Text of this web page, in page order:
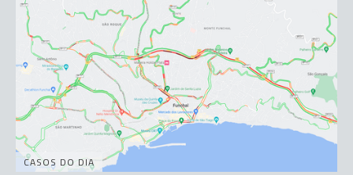
CASOS DO DIA